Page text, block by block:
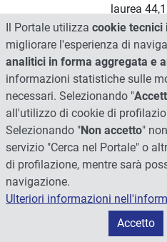
laurea
Le
all'anno
Facendo
come la
occupati
In allegato
Il Portale utilizza cookie tecnici
migliorare l'esperienza di
analitici in forma aggregata e
informazioni statistiche sulle
necessari. Selezionando "
all'utilizzo di cookie di
Selezionando "Non accetto"
servizio "Cerca nel Portale" o
di profilazione, mentre sarà
navigazione.
Ulteriori informazioni
Accetto